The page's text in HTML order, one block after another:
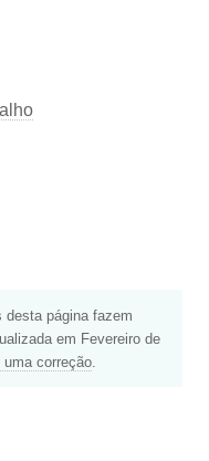
desta página fazem
em Fevereiro de
uma correção